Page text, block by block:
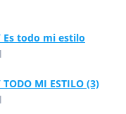
Es todo mi estilo
MI ESTILO (3)